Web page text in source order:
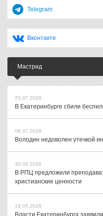
Telegram
Вконтакте
Мастрид
25.07.2026
В Екатеринбурге сбили
08.07.2026
Володин недоволен утечкой
30.06.2026
В РПЦ предложили
христианские ценности
19.05.2026
Власти Екатеринбурга